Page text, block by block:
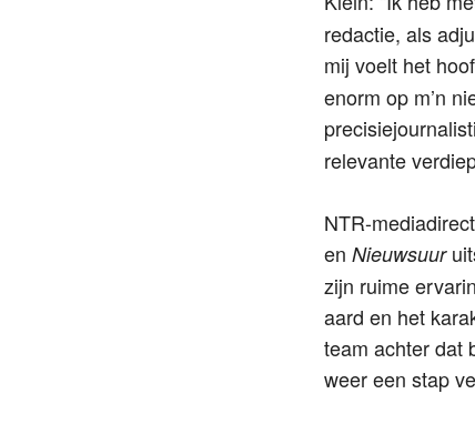
redactie, als
mij voelt het
enorm op m’n
relevante
NTR-
en Nieuwsuur
zijn ruime
aard en het
team achter dat
weer een stap